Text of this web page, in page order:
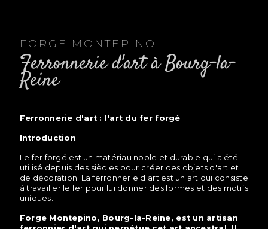
FORGE MONTEPINO
ferronnerie d'art à Bourg-la-
Reine
ferronnerie d'art : l'art du fer forgé
Introduction
Le fer forgé est un matériau noble et durable qui a été
utilisé depuis des siècles pour créer des objets d'art et
de décoration. La ferronnerie d'art est un art qui consiste
à travailler le fer pour lui donner des formes et des motifs
uniques.
Forge Montepino, Bourg-la-Reine, est un artisan